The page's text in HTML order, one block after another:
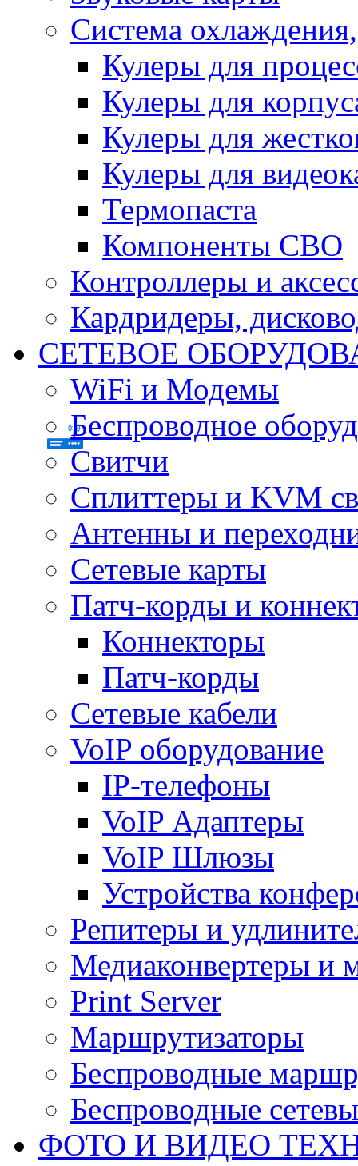
Система
Кулеры для
Кулеры для
Кулеры для
Кулеры для
Термопаста
Компоненты СВО
Контроллеры и
Кардридеры,
СЕТЕВОЕ
WiFi и Модемы
Беспроводное
Свитчи
Сплиттеры и KVM
Антенны и
Сетевые карты
Патч-корды и
Коннекторы
Патч-корды
Сетевые кабели
VoIP оборудование
IP-телефоны
VoIP Адаптеры
VoIP Шлюзы
Устройства
Репитеры и
Медиаконвертеры и
Print Server
Маршрутизаторы
Беспроводные
Беспроводные
ФОТО И ВИДЕО